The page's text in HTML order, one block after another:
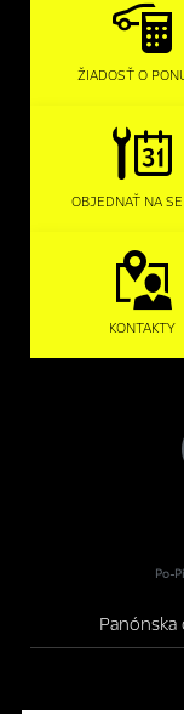
ŽIADOSŤ O
OBJEDNAŤ NA
KONTAKTY
Po-